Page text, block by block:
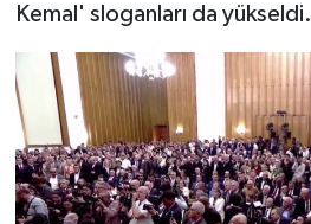
Kemal' sloganları da yükseldi.